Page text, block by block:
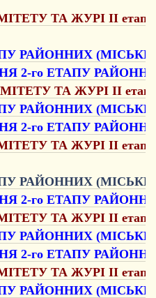
ТА ЖУРІ II етапу
РАЙОННИХ
2-го ЕТАПУ
ТА ЖУРІ II етапу
РАЙОННИХ
2-го ЕТАПУ
ТА ЖУРІ II етапу
РАЙОННИХ
2-го ЕТАПУ
ТА ЖУРІ II етапу
РАЙОННИХ
2-го ЕТАПУ
ТА ЖУРІ II етапу
РАЙОННИХ